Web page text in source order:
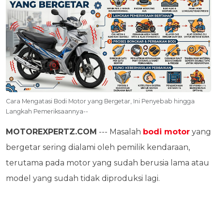
Cara Mengatasi Bodi Motor yang Bergetar, Ini Penyebab hingga
Langkah Pemeriksaannya--
MOTOREXPERTZ.COM --- Masalah bodi motor yang
bergetar sering dialami oleh pemilik kendaraan,
terutama pada motor yang sudah berusia lama atau
model yang sudah tidak diproduksi lagi.